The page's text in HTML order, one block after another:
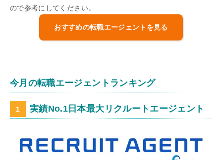
ので参考にしてください。
おすすめの転職エージェントを見る
今月の転職エージェントランキング
実績No.1日本最大リクルートエージェント